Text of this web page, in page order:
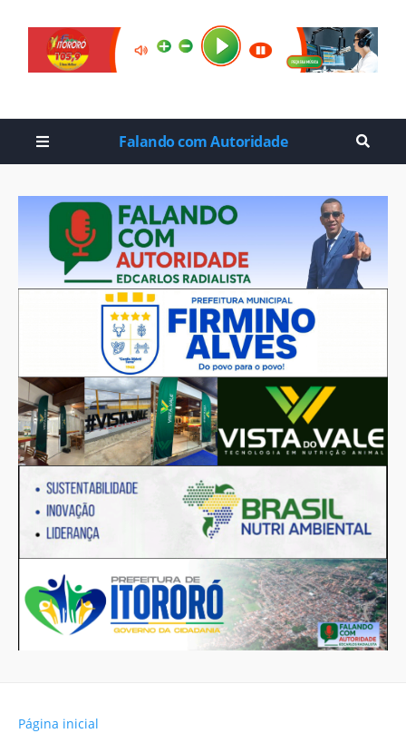
Falando com Autoridade
Página inicial